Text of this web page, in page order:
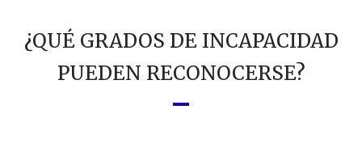
¿QUÉ GRADOS DE INCAPACIDAD
PUEDEN RECONOCERSE?